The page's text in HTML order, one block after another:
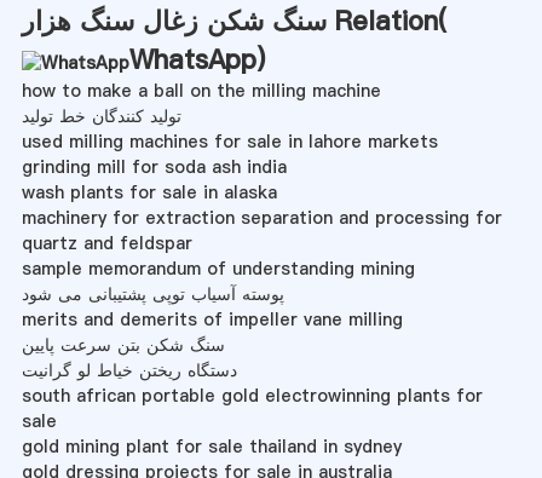
سنگ شکن زغال سنگ هزار Relation(
WhatsApp)
how to make a ball on the milling machine
تولید کنندگان خط تولید
used milling machines for sale in lahore markets
grinding mill for soda ash india
wash plants for sale in alaska
machinery for extraction separation and processing for
quartz and feldspar
sample memorandum of understanding mining
پوسته آسیاب توپی پشتیبانی می شود
merits and demerits of impeller vane milling
سنگ شکن بتن سرعت پایین
دستگاه ریختن خیاط لو گرانیت
south african portable gold electrowinning plants for
sale
gold mining plant for sale thailand in sydney
gold dressing projects for sale in australia